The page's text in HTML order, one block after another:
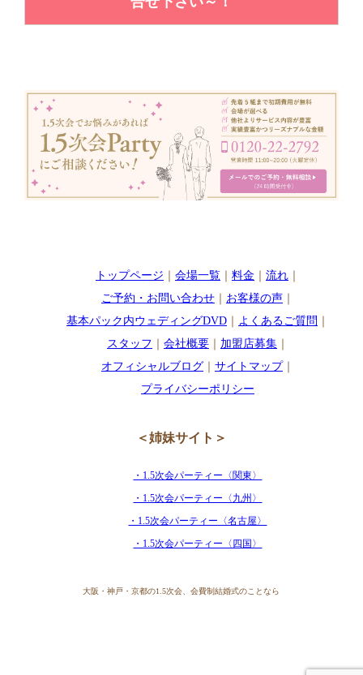
トップページ 会場一覧｜ 料金 流れ｜
ご予約・お問い合わせ｜ お客様の声｜
基本パック内ウェディングDVD｜ よくあるご質問
スタッフ
会社概要｜ 加盟店募集｜
オフィシャルブログ｜ サイトマップ｜
プライバシーポリシー
＜姉妹サイト＞
・1.5次会パーティー〈関東〉
・1.5次会パーティー〈九州〉
・1.5次会パーティー〈名古屋〉
・1.5次会パーティー〈四国〉
大阪・神戸・京都の1.5次会、会費制結婚式のことなら